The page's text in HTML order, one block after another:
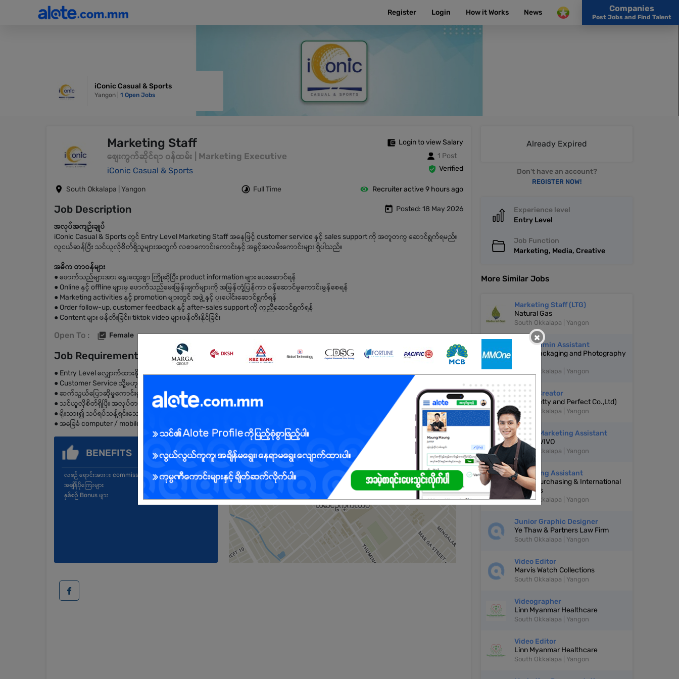
Register Login How it Works News Companies
Post Jobs and Find Talent
iConic Casual & Sports
Yangon | 1 Open Jobs
Marketing Staff
စျေးကွက်ဆိုင်ရာ ၀န်ထမ်း | Marketing Executive
iConic Casual & Sports
Login to view Salary
1 Post
Verified
South Okkalapa | Yangon Full Time Recruiter active 9 hours ago
Job Description Posted: 18 May 2026
အလုပ်အကျဉ်းချုပ်
iConic Casual & Sports တွင် Entry Level Marketing Staff အနေဖြင့် customer service နှင့် sales support ကို အတူတကွ ဆောင်ရွက်ရမည်။
လူငယ်ဆန်ပြီး သင်ယူလိုစိတ်ရှိသူများအတွက် လစာကောင်းကောင်းနှင့် အခွင့်အလမ်းကောင်းများ ရှိပါသည်။
အဓိက တာဝန်များ
● ဖောက်သည်များအား နွေးထွေးစွာ ကြိုဆိုပြီး product information များ ပေးဆောင်ရန်
● Online နှင့် offline များမှ ဖောက်သည်မေးမြန်းချက်များကို အမြန်တုံ့ပြန်ကာ ဝန်ဆောင်မှုကောင်းမွန်စေရန်
● Marketing activities နှင့် promotion များတွင် အဖွဲ့နှင့် ပူးပေါင်းဆောင်ရွက်ရန်
● Order follow-up, customer feedback နှင့် after-sales support ကို ကူညီဆောင်ရွက်ရန်
● Content များ ဖန်တီးခြင်း၊ tiktok video များဖန်တီးနိုင်ခြင်း
Open To : Female
Job Requirements
● Entry Level လျှောက်ထားနိုင်သည်
● Customer Service သို့မဟုတ် Marketing ကို စိတ်ဝင်စားသူ ဖြစ်ရမည်
● ဆက်သွယ်ပြောဆိုမှုကောင်းမွန်ပြီး အဖွဲ့လိုက် လုပ်ကိုင်နိုင်ရမည်
● သင်ယူလိုစိတ်ရှိပြီး အလုပ်တာဝန်များကို တာဝန်ယူနိုင်ရမည်
● ရိုးသား၍ သပ်ရပ်သန့်ရှင်းသော အပြင်အဆင်ရှိရမည်
● အခြေခံ computer / mobile usage အနည်းငယ် သိရှိပါက အားသာချက်ရှိမည်
BENEFITS
လစဉ် ရောင်းအားး commission များ
အချိန်ပိုကြေးများ
နှစ်စဉ် Bonus များ
Already Expired
Don't have an account?
REGISTER NOW!
Experience level
Entry Level
Job Function
Marketing, Media, Creative
More Similar Jobs
Marketing Staff (LTG)
Natural Gas
South Okkalapa | Yangon
Page Admin Assistant
GNB- Packaging and Photography
South Okkalapa | Yangon
Tiktok Creator
P&P(Pretty and Perfect Co.,Ltd)
South Okkalapa | Yangon
Digital Marketing Assistant
Beauty VIVO
South Okkalapa | Yangon
Marketing Assistant
AY Go Purchasing & International
Logistics
South Okkalapa | Yangon
Junior Graphic Designer
Ye Thaw & Partners Law Firm
South Okkalapa | Yangon
Video Editor
Marvis Watch Collections
South Okkalapa | Yangon
Videographer
Linn Myanmar Healthcare
South Okkalapa | Yangon
Video Editor
Linn Myanmar Healthcare
South Okkalapa | Yangon
×